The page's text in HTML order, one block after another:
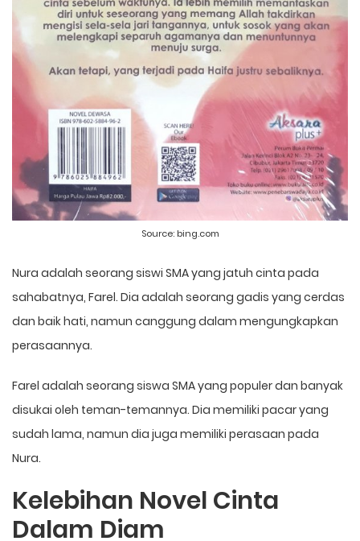
Source: bing.com
Nura adalah seorang siswi SMA yang jatuh cinta pada
sahabatnya, Farel. Dia adalah seorang gadis yang cerdas
dan baik hati, namun canggung dalam mengungkapkan
perasaannya.
Farel adalah seorang siswa SMA yang populer dan banyak
disukai oleh teman-temannya. Dia memiliki pacar yang
sudah lama, namun dia juga memiliki perasaan pada
Nura.
Kelebihan Novel Cinta
Dalam Diam